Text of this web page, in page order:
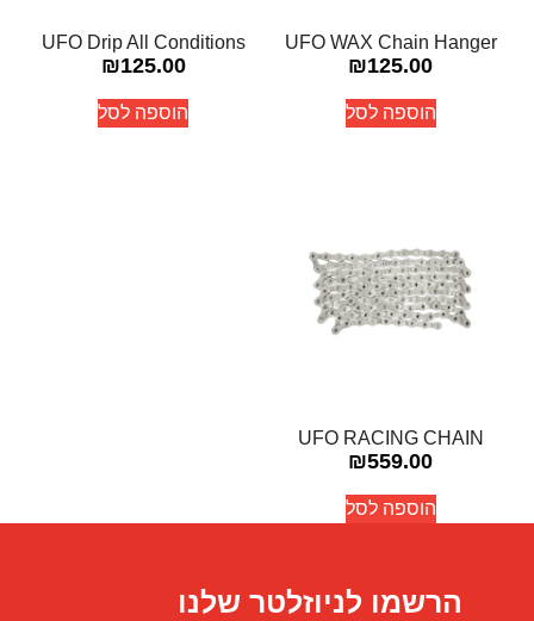
UFO WAX Chain Hanger
₪125.00
הוספה לסל
UFO Drip All Conditions
₪125.00
הוספה לסל
UFO RACING CHAIN
₪559.00
הוספה לסל
הרשמו לניוזלטר שלנו